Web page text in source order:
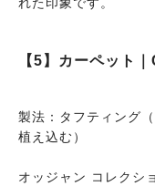
れた印象です。
【5】カーペット
製法：タフティング
植え込む）
オッジャン コレクシ